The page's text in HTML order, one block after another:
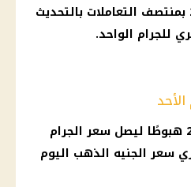
بمنتصف التعاملات بالتحديث
للجرام الواحد.
هبوطًا ليصل سعر الجرام
سعر الجنيه الذهب اليوم